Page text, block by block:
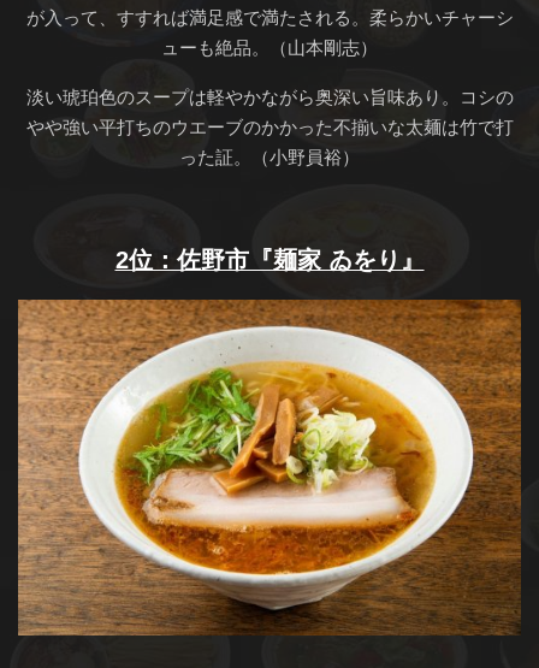
が入って、すすれば満足感で満たされる。柔らかいチャーシ
ューも絶品。（山本剛志）
淡い琥珀色のスープは軽やかながら奥深い旨味あり。コシの
やや強い平打ちのウエーブのかかった不揃いな太麺は竹で打
った証。（小野員裕）
2位：佐野市『麺家 ゐをり』